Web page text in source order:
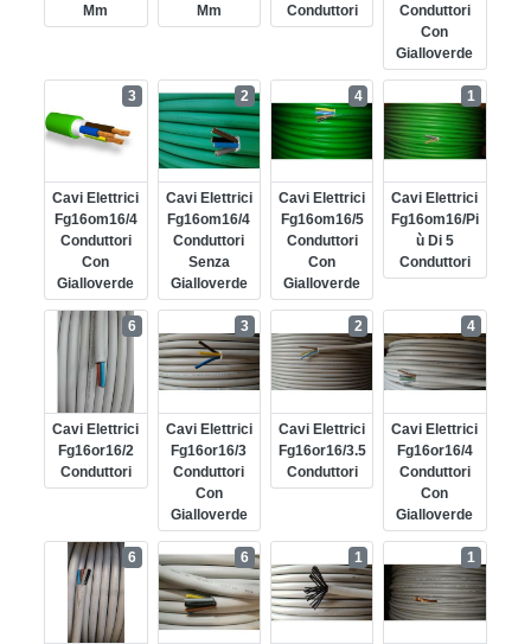
Mm Mm Conduttori
Conduttori
Con
Gialloverde
Cavi Elettrici
Fg16om16/4
Conduttori
Con
Gialloverde
3
Cavi Elettrici
Fg16om16/4
Conduttori
Senza
Gialloverde
2
Cavi Elettrici
Fg16om16/5
Conduttori
Con
Gialloverde
4
Cavi Elettrici
Fg16om16/pi
Ù Di 5
Conduttori
1
Cavi Elettrici
Fg16or16/2
Conduttori
6
Cavi Elettrici
Fg16or16/3
Conduttori
Con
Gialloverde
3
Cavi Elettrici
Fg16or16/3.5
Conduttori
2
Cavi Elettrici
Fg16or16/4
Conduttori
Con
Gialloverde
4
6 6 1 1